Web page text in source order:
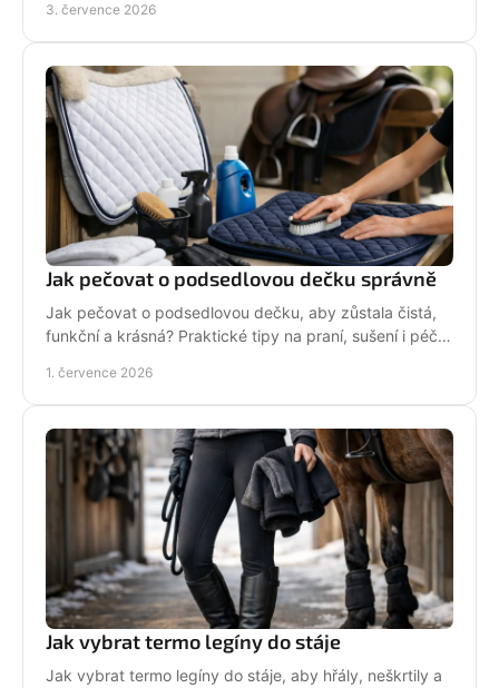
3. července 2026
Jak pečovat o podsedlovou dečku správně
Jak pečovat o podsedlovou dečku, aby zůstala čistá,
funkční a krásná? Praktické tipy na praní, sušení i péči
1. července 2026
Jak vybrat termo legíny do stáje
Jak vybrat termo legíny do stáje, aby hřály, neškrtily a